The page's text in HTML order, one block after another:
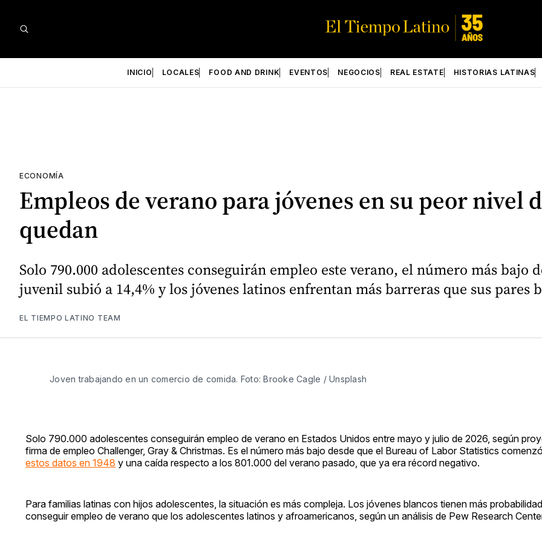
INICIO LOCALES FOOD AND DRINK EVENTOS NEGOCIOS REAL ESTATE HISTORIAS LATINAS
ECONOMÍA
Empleos de verano para jóvenes en su peor nivel
quedan
Solo 790.000 adolescentes conseguirán empleo este verano, el número más bajo
juvenil subió a 14,4% y los jóvenes latinos enfrentan más barreras que sus pares
EL TIEMPO LATINO TEAM
Joven trabajando en un comercio de comida. Foto: Brooke Cagle / Unsplash
Solo 790.000 adolescentes conseguirán empleo de verano en Estados Unidos entre mayo y julio de 2026, según
firma de empleo Challenger, Gray & Christmas. Es el número más bajo desde que el Bureau of Labor Statistics
estos datos en 1948 y una caída respecto a los 801.000 del verano pasado, que ya era récord negativo.
Para familias latinas con hijos adolescentes, la situación es más compleja. Los jóvenes blancos tienen más
conseguir empleo de verano que los adolescentes latinos y afroamericanos, según un análisis de Pew Research